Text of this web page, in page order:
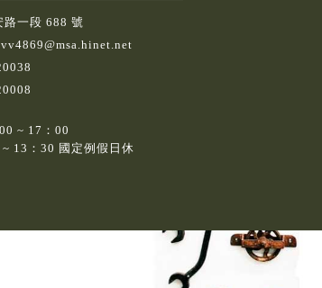
路一段 688 號
~ 17：00
13：30 國定例假日休